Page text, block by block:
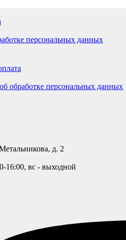
персональных данных
обработке персональных данных
д. 2
16:00, вс - выходной